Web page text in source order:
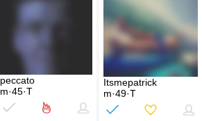
peccato
m·45·T
Itsmepatrick
m·49·T